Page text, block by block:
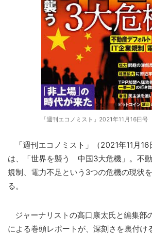
「週刊エコノミスト」2021年11月16日号
「週刊エコノミスト」（2021年11月16
は、「世界を襲う 中国3大危機」。不
規制、電力不足という3つの危機の現状
る。
ジャーナリストの高口康太氏と編集部
による巻頭レポートが、深刻さを裏付け